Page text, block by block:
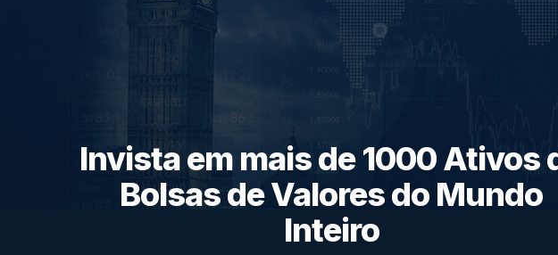
Invista em mais de 1000 Ativos
Bolsas de Valores do Mundo
Inteiro